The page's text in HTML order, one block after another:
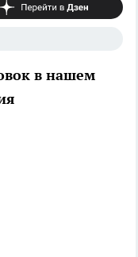
в нашем